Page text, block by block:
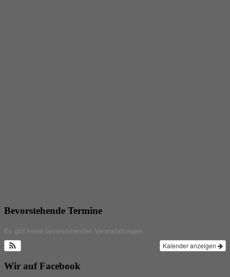
Bevorstehende Termine
Es gibt keine bevorstehenden Veranstaltungen.
Kalender anzeigen
Wir auf Facebook